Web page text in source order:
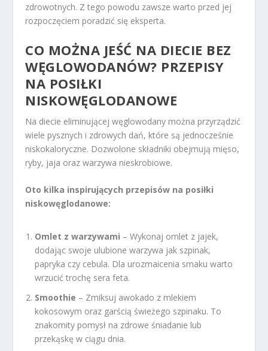
zdrowotnych. Z tego powodu zawsze warto przed jej
rozpoczęciem poradzić się eksperta.
CO MOŻNA JEŚĆ NA DIECIE BEZ
WĘGLOWODANÓW? PRZEPISY
NA POSIŁKI
NISKOWĘGLODANOWE
Na diecie eliminującej węglowodany można przyrządzić
wiele pysznych i zdrowych dań, które są jednocześnie
niskokaloryczne. Dozwolone składniki obejmują mięso,
ryby, jaja oraz warzywa nieskrobiowe.
Oto kilka inspirujących przepisów na posiłki
niskowęglodanowe:
Omlet z warzywami – Wykonaj omlet z jajek,
dodając swoje ulubione warzywa jak szpinak,
papryka czy cebula. Dla urozmaicenia smaku warto
wrzucić trochę sera feta.
Smoothie – Zmiksuj awokado z mlekiem
kokosowym oraz garścią świeżego szpinaku. To
znakomity pomysł na zdrowe śniadanie lub
przekąskę w ciągu dnia.